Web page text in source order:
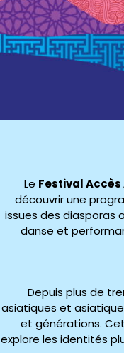
Le Festival Accès
découvrir une
issues des diasporas
danse et
Depuis plus de
asiatiques et
et générations.
explore les identités